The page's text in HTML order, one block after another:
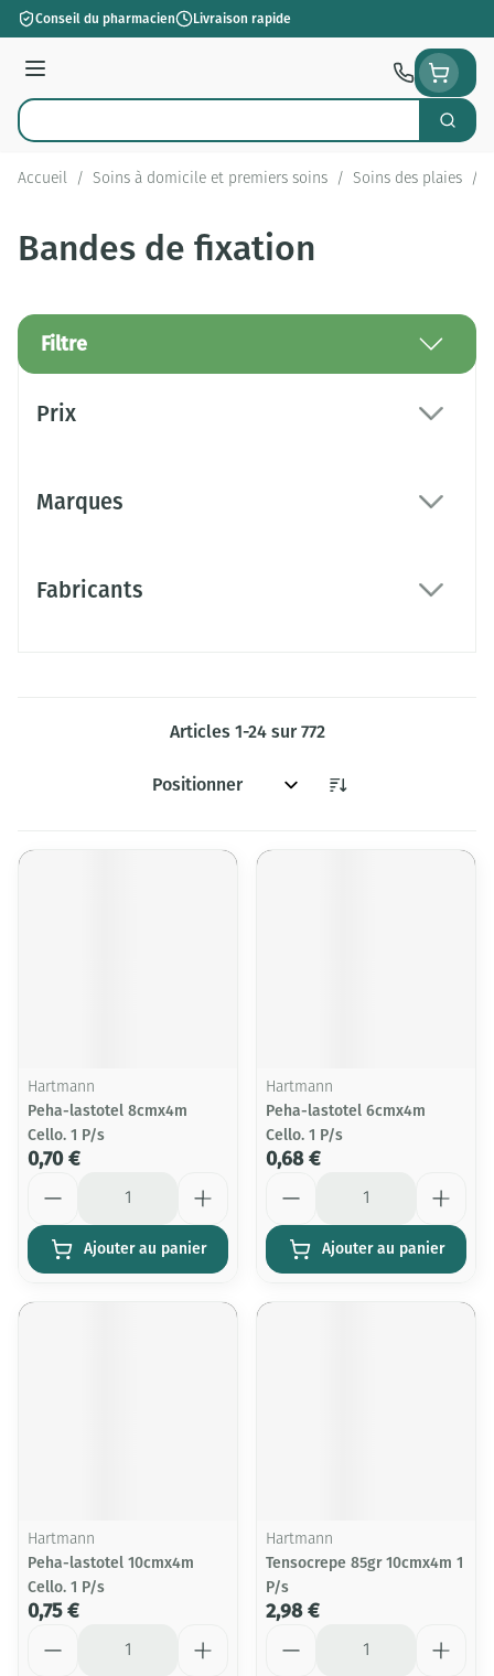
Aller au contenu
Conseil du pharmacien Livraison rapide
Menu
Rechercher
Accueil / Soins à domicile et premiers soins / Soins des plaies /
Bandes de fixation
Filtre
Prix
Marques
Fabricants
Articles 1-24sur772
Trier par:
Hartmann
Peha-lastotel 8cmx4m
Cello. 1 P/s
0,70 €
Ajouter au panier
Hartmann
Peha-lastotel 6cmx4m
Cello. 1 P/s
0,68 €
Ajouter au panier
Hartmann
Peha-lastotel 10cmx4m
Cello. 1 P/s
0,75 €
Hartmann
Tensocrepe 85gr 10cmx4m 1
P/s
2,98 €